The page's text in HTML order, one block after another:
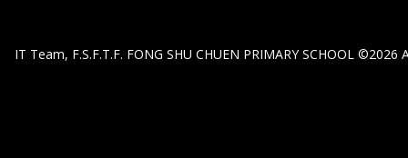
IT Team, F.S.F.T.F. FONG SHU CHUEN PRIMARY SCHOOL ©2026